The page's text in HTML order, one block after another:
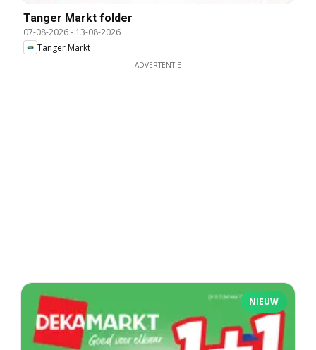
Tanger Markt folder
07-08-2026- 13-08-2026
Tanger Markt
ADVERTENTIE
NIEUW